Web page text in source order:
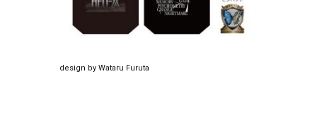
design by Wataru Furuta